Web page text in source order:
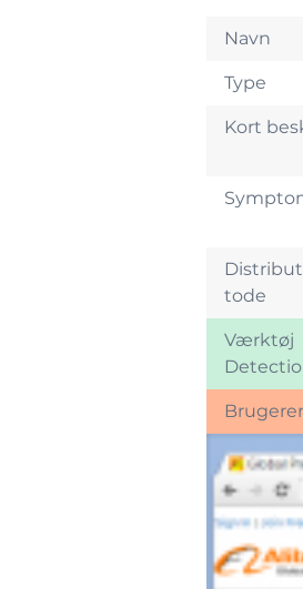
Navn
Type
Kort
tode
Værktøj